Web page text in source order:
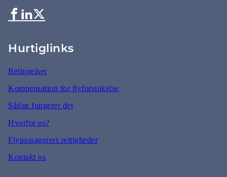
Hurtiglinks
Betingelser
Kompensation for flyforsinkelse
Sådan fungerer det
Hvorfor os?
Flypassagerers rettigheder
Kontakt os